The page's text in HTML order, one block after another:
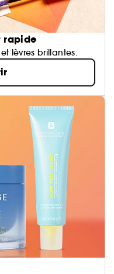
rapide
lèvres brillantes.